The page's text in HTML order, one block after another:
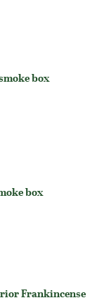
box
box
Frankincense